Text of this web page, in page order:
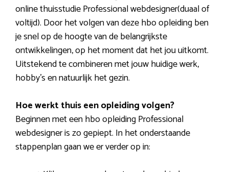
online thuisstudie Professional webdesigner(duaal of
voltijd). Door het volgen van deze hbo opleiding ben
je snel op de hoogte van de belangrijkste
ontwikkelingen, op het moment dat het jou uitkomt.
Uitstekend te combineren met jouw huidige werk,
hobby’s en natuurlijk het gezin.
Hoe werkt thuis een opleiding volgen?
Beginnen met een hbo opleiding Professional
webdesigner is zo gepiept. In het onderstaande
stappenplan gaan we er verder op in: